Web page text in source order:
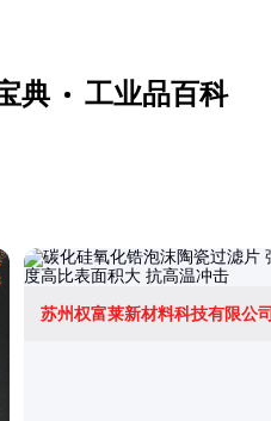
典 工业品百科
苏州权富莱新材料科技有限公司